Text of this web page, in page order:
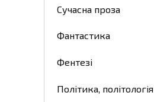
Сучасна проза
Фантастика
Фентезі
Політика, політологія